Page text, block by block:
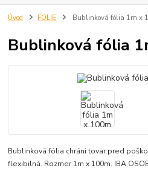
Úvod FOLIE Bublinková fólia 1m x
Bublinková fólia
Bublinková fólia chráni tovar pred
flexibilná. Rozmer 1m x 100m. IBA